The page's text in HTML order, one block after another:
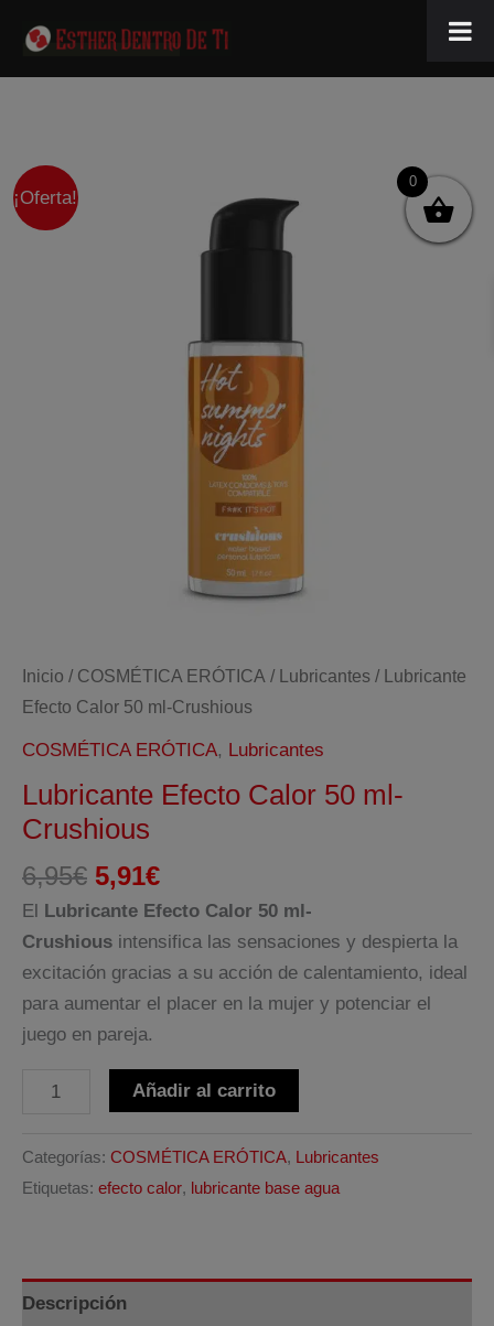
¡Oferta!
Inicio / COSMÉTICA ERÓTICA / Lubricantes / Lubricante
Efecto Calor 50 ml-Crushious
COSMÉTICA ERÓTICA, Lubricantes
Lubricante Efecto Calor 50 ml-
Crushious
6,95€ El
precio
original
era:
6,95€.
5,91€El
precio
actual
es:
5,91€.
El
Lubricante Efecto Calor 50 ml-
Crushious intensifica las sensaciones y despierta la
excitación gracias a su acción de calentamiento, ideal
para aumentar el placer en la mujer y potenciar el
juego en pareja.
Lubricante
Añadir al carrito
Categorías: COSMÉTICA ERÓTICA, Lubricantes
Etiquetas: efecto calor, lubricante base agua
Descripción
0